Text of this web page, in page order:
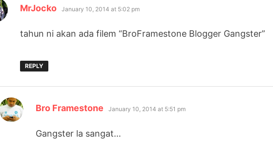
MrJocko says:
January 10, 2014 at 5:02 pm
tahun ni akan ada filem “BroFramestone Blogger Gangster”
REPLY
Bro Framestone says:
January 10, 2014 at 5:51 pm
Gangster la sangat…